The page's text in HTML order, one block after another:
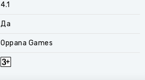
4.1
Да
Oppana Games